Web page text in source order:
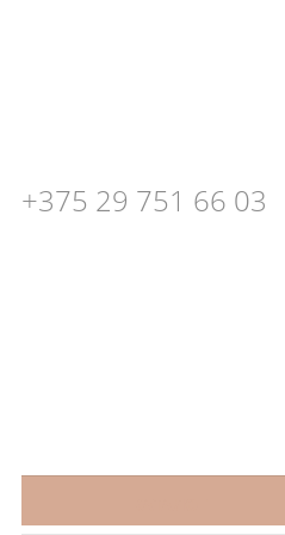
+375 29 751 66 03